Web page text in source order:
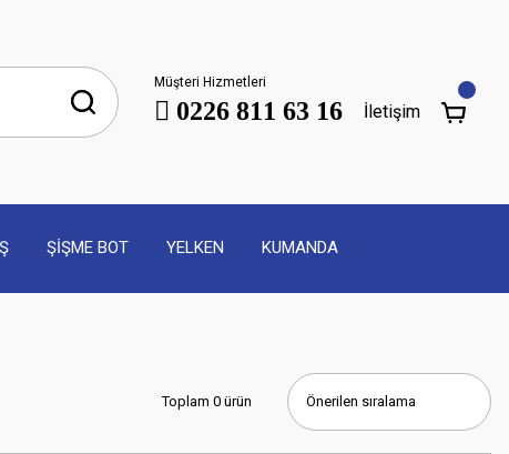
Müşteri Hizmetleri
0226 811 63 16 İletişim
ŞİŞME BOT YELKEN KUMANDA
Toplam 0 ürün